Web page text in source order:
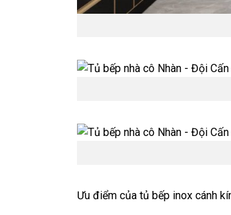
Ưu điểm của tủ bếp inox cánh